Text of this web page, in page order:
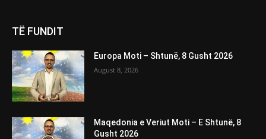
TË FUNDIT
Europa Moti – Shtunë, 8 Gusht 2026
August 8, 2026
Maqedonia e Veriut Moti – E Shtunë, 8
Gusht 2026